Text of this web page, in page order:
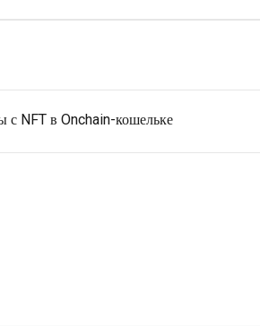
с NFT в Onchain-кошельке